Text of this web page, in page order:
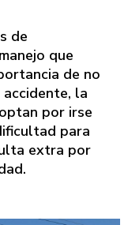
de
que
de no
la
por irse
para
extra por